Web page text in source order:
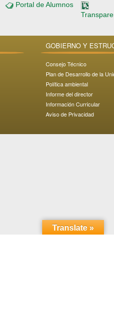
Portal de Alumnos
GOBIERNO Y
Consejo Técnico
Plan de Desarrollo de la
Política ambiental
Informe del director
Información Curricular
Aviso de Privacidad
Translate »